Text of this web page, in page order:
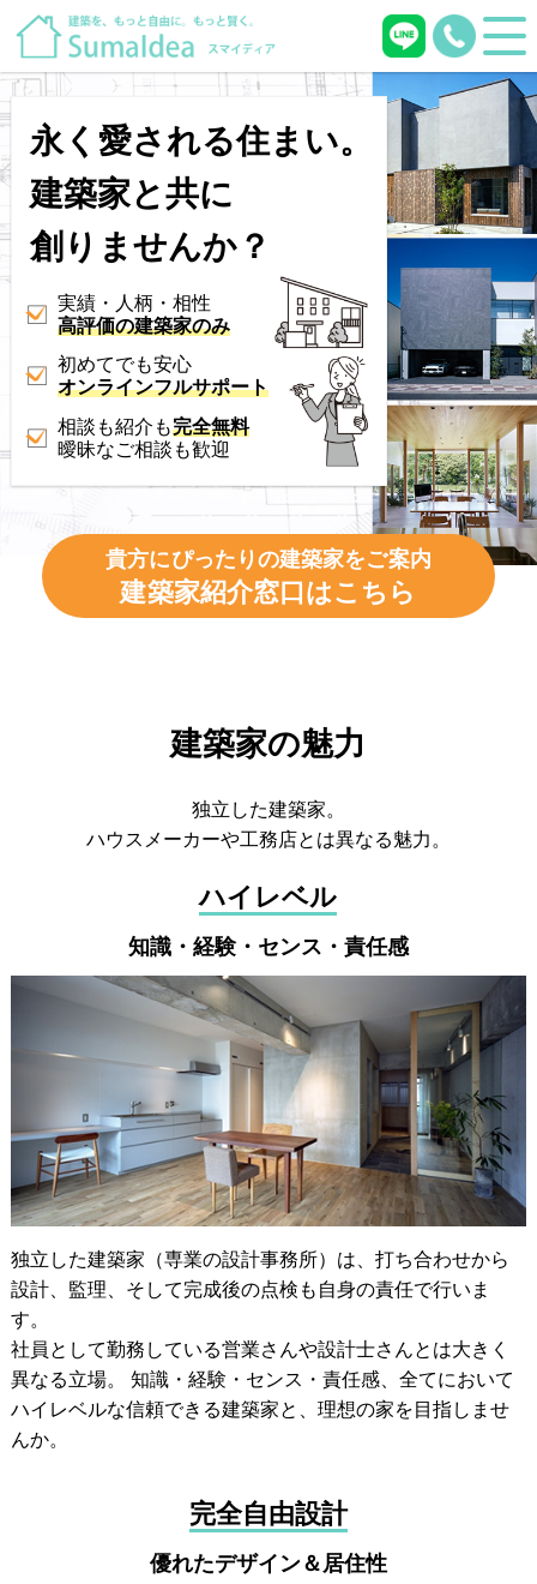
永く愛される住まい。
建築家と共に
創りませんか？
実績・人柄・相性
高評価の建築家のみ
初めてでも安心
オンラインフルサポート
相談も紹介も完全無料
曖昧なご相談も歓迎
貴方にぴったりの建築家をご案内
建築家紹介窓口はこちら
建築家の魅力
独立した建築家。
ハウスメーカーや工務店とは異なる魅力。
ハイレベル
知識・経験・センス・責任感
独立した建築家（専業の設計事務所）は、打ち合わせから
設計、監理、そして完成後の点検も自身の責任で行いま
す。
社員として勤務している営業さんや設計士さんとは大きく
異なる立場。 知識・経験・センス・責任感、全てにおいて
ハイレベルな信頼できる建築家と、理想の家を目指しませ
んか。
完全自由設計
優れたデザイン＆居住性